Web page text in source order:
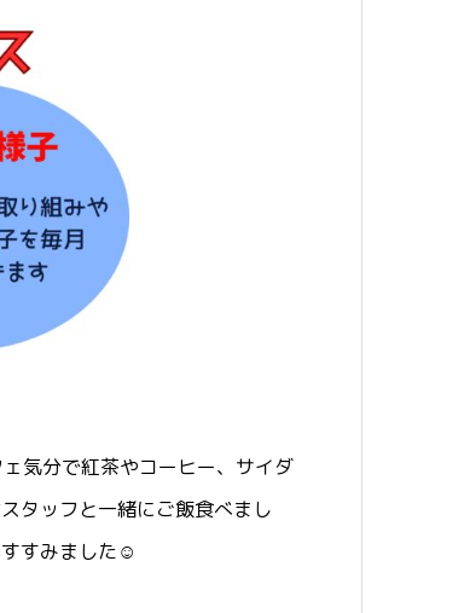
気分で紅茶やコーヒー、サイダ
タッフと一緒にご飯食べまし
すみました☺